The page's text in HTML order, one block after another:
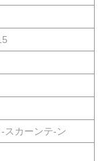
スカーンテ-ン